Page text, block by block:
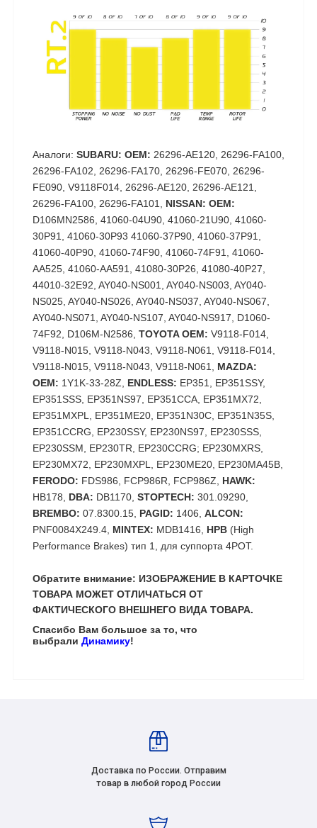
Аналоги: SUBARU: OEM: 26296-AE120, 26296-FA100,
26296-FA102, 26296-FA170, 26296-FE070, 26296-
FE090, V9118F014, 26296-AE120, 26296-AE121,
26296-FA100, 26296-FA101, NISSAN: OEM:
D106MN2586, 41060-04U90, 41060-21U90, 41060-
30P91, 41060-30P93 41060-37P90, 41060-37P91,
41060-40P90, 41060-74F90, 41060-74F91, 41060-
AA525, 41060-AA591, 41080-30P26, 41080-40P27,
44010-32E92, AY040-NS001, AY040-NS003, AY040-
NS025, AY040-NS026, AY040-NS037, AY040-NS067,
AY040-NS071, AY040-NS107, AY040-NS917, D1060-
74F92, D106M-N2586, TOYOTA OEM: V9118-F014,
V9118-N015, V9118-N043, V9118-N061, V9118-F014,
V9118-N015, V9118-N043, V9118-N061, MAZDA:
OEM: 1Y1K-33-28Z, ENDLESS: EP351, EP351SSY,
EP351SSS, EP351NS97, EP351CCA, EP351MX72,
EP351MXPL, EP351ME20, EP351N30C, EP351N35S,
EP351CCRG, EP230SSY, EP230NS97, EP230SSS,
EP230SSM, EP230TR, EP230CCRG; EP230MXRS,
EP230MX72, EP230MXPL, EP230ME20, EP230MA45B,
FERODO: FDS986, FCP986R, FCP986Z, HAWK:
HB178, DBA: DB1170, STOPTECH: 301.09290,
BREMBO: 07.8300.15, PAGID: 1406, ALCON:
PNF0084X249.4, MINTEX: MDB1416, HPB (High
Performance Brakes) тип 1, для суппорта 4POT.
Обратите внимание: ИЗОБРАЖЕНИЕ В КАРТОЧКЕ
ТОВАРА МОЖЕТ ОТЛИЧАТЬСЯ ОТ
ФАКТИЧЕСКОГО ВНЕШНЕГО ВИДА ТОВАРА.
Спасибо Вам большое за то, что
выбрали Динамику!
Доставка по России. Отправим
товар в любой город России